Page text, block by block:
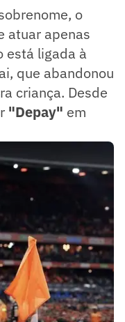
o
atuar apenas
está ligada à
que abandonou
criança. Desde
"Depay" em